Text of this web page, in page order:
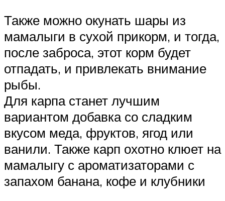
Также можно окунать шары из
мамалыги в сухой прикорм, и тогда,
после заброса, этот корм будет
отпадать, и привлекать внимание
рыбы.
Для карпа станет лучшим
вариантом добавка со сладким
вкусом меда, фруктов, ягод или
ванили. Также карп охотно клюет на
мамалыгу с ароматизаторами с
запахом банана, кофе и клубники